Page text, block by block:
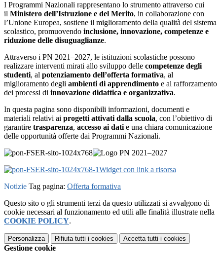
I Programmi Nazionali rappresentano lo strumento attraverso cui
il Ministero dell’Istruzione e del Merito, in collaborazione con
l’Unione Europea, sostiene il miglioramento della qualità del sistema
scolastico, promuovendo inclusione, innovazione, competenze e
riduzione delle disuguaglianze.
Attraverso i PN 2021–2027, le istituzioni scolastiche possono
realizzare interventi mirati allo sviluppo delle competenze degli
studenti, al potenziamento dell’offerta formativa, al
miglioramento degli ambienti di apprendimento e al rafforzamento
dei processi di innovazione didattica e organizzativa.
In questa pagina sono disponibili informazioni, documenti e
materiali relativi ai progetti attivati dalla scuola, con l’obiettivo di
garantire trasparenza, accesso ai dati e una chiara comunicazione
delle opportunità offerte dai Programmi Nazionali.
Widget con link a risorsa
Notizie Tag pagina: Offerta formativa
Questo sito o gli strumenti terzi da questo utilizzati si avvalgono di
cookie necessari al funzionamento ed utili alle finalità illustrate nella
COOKIE POLICY.
Personalizza Rifiuta tutti i cookies Accetta tutti i cookies
Gestione cookie